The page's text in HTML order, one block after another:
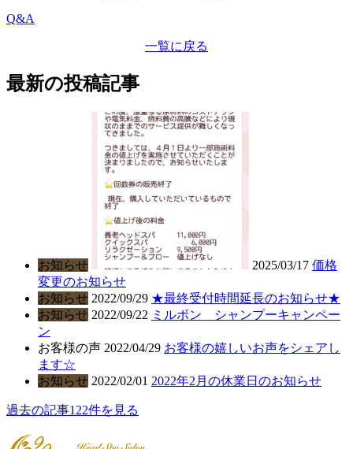
Q&A
一覧に戻る
最新の投稿記事
お知らせ 2025/03/17 価格
変更のお知らせ
お知らせ 2022/09/29 ★最終受付時間延長のお知らせ★
お知らせ 2022/09/22 ミルボン シャンプーキャンペー
ン
お客様の声 2022/04/29 お客様の嬉しいお声をシェアし
ます☆
お知らせ 2022/02/01 2022年2月の休業日のお知らせ
過去の記事122件を見る